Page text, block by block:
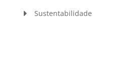
Sustentabilidade